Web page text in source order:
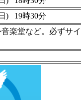
) 19時30分
楽堂など。必ずサ